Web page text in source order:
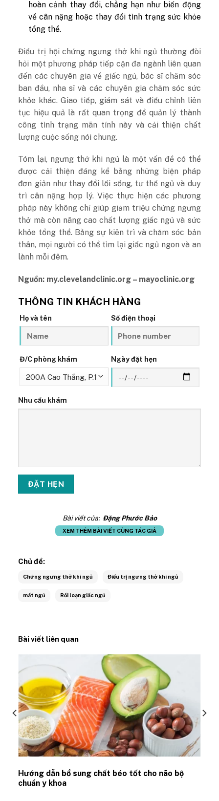
hoàn cảnh thay đổi, chẳng hạn như biến động
về cân nặng hoặc thay đổi tình trạng sức khỏe
tổng thể.
Điều trị hội chứng ngưng thở khi ngủ thường đòi
hỏi một phương pháp tiếp cận đa ngành liên quan
đến các chuyên gia về giấc ngủ, bác sĩ chăm sóc
ban đầu, nha sĩ và các chuyên gia chăm sóc sức
khỏe khác. Giao tiếp, giám sát và điều chỉnh liên
tục hiệu quả là rất quan trọng để quản lý thành
công tình trạng mãn tính này và cải thiện chất
lượng cuộc sống nói chung.
Tóm lại, ngưng thở khi ngủ là một vấn đề có thể
được cải thiện đáng kể bằng những biện pháp
đơn giản như thay đổi lối sống, tư thế ngủ và duy
trì cân nặng hợp lý. Việc thực hiện các phương
pháp này không chỉ giúp giảm triệu chứng ngưng
thở mà còn nâng cao chất lượng giấc ngủ và sức
khỏe tổng thể. Bằng sự kiên trì và chăm sóc bản
thân, mọi người có thể tìm lại giấc ngủ ngon và an
lành mỗi đêm.
Nguồn: my.clevelandclinic.org – mayoclinic.org
THÔNG TIN KHÁCH HÀNG
Họ và tên Số điện thoại
Đ/C phòng khám Ngày đặt hẹn
Nhu cầu khám
Bài viết của: Đặng Phước Bảo
XEM THÊM BÀI VIẾT CÙNG TÁC GIẢ
Chủ đề:
Chứng ngưng thở khi ngủ Điều trị ngưng thở khi ngủ
mất ngủ Rối loạn giấc ngủ
Bài viết liên quan
Hướng dẫn bổ sung chất béo tốt cho não bộ
chuẩn y khoa